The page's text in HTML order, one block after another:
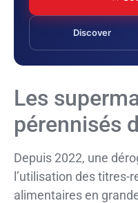
Discover
Les
pérennisés
Depuis 2022, une
l’utilisation des titres-
alimentaires en